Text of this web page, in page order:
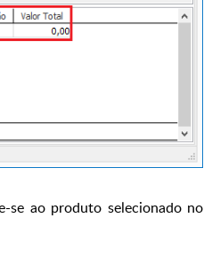
se ao produto selecionado no